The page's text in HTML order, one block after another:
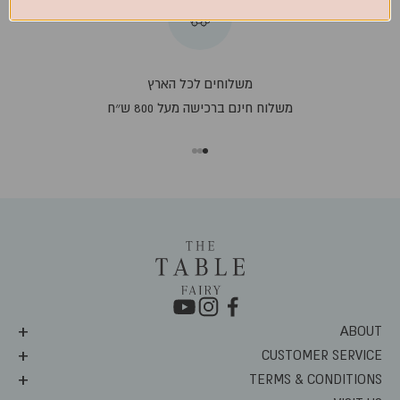
משלוחים לכל הארץ
משלוח חינם ברכישה מעל 800 ש״ח
ABOUT
CUSTOMER SERVICE
TERMS & CONDITIONS